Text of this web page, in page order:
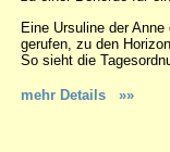
Eine Ursuline der
gerufen, zu den
So sieht die
mehr Details »»